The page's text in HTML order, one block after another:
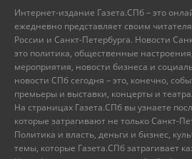
Интернет-издание Газета.СПб – это
ежедневно представляет своим
России и Санкт-Петербурга. Новости
это политика, общественные
мероприятия, новости бизнеса и
новости СПб сегодня – это, конечно,
премьеры и выставки, концерты и
На страницах Газета.СПб вы узнаете
которые затрагивают не только Санкт-
Политика и власть, деньги и бизнес,
темы, которые Газета.СПб затрагивает